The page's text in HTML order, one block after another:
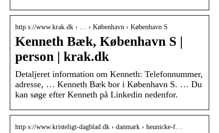
http s://www.krak.dk › … › København › København S
Kenneth Bæk, København S |
person | krak.dk
Detaljeret information om Kenneth: Telefonnummer,
adresse, … Kenneth Bæk bor i København S. … Du
kan søge efter Kenneth på Linkedin nedenfor.
http s://www.kristeligt-dagblad.dk › danmark › heunicke-f…